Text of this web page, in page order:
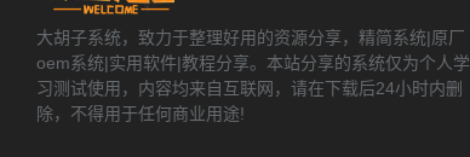
大胡子系统，致力于整理好用的资源分享，精简系统|原厂
oem系统|实用软件|教程分享。本站分享的系统仅为个人学
习测试使用，内容均来自互联网，请在下载后24小时内删
除，不得用于任何商业用途!